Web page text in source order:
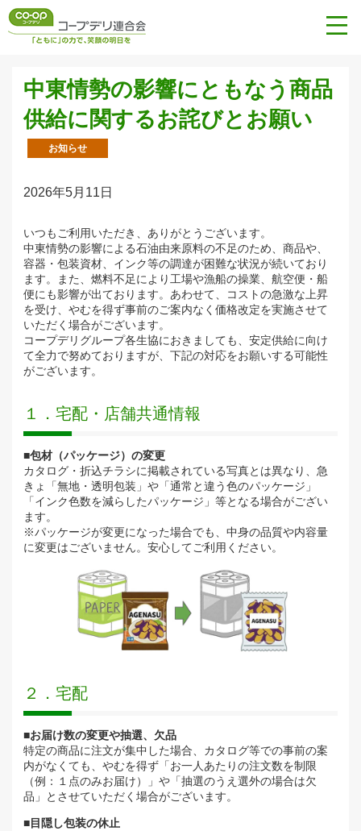
中東情勢の影響にともなう商品
供給に関するお詫びとお願い
お知らせ
2026年5月11日
いつもご利用いただき、ありがとうございます。
中東情勢の影響による石油由来原料の不足のため、商品や、
容器・包装資材、インク等の調達が困難な状況が続いており
ます。また、燃料不足により工場や漁船の操業、航空便・船
便にも影響が出ております。あわせて、コストの急激な上昇
を受け、やむを得ず事前のご案内なく価格改定を実施させて
いただく場合がございます。
コープデリグループ各生協におきましても、安定供給に向け
て全力で努めておりますが、下記の対応をお願いする可能性
がございます。
１．宅配・店舗共通情報
■包材（パッケージ）の変更
カタログ・折込チラシに掲載されている写真とは異なり、急
きょ「無地・透明包装」や「通常と違う色のパッケージ」
「インク色数を減らしたパッケージ」等となる場合がござい
ます。
※パッケージが変更になった場合でも、中身の品質や内容量
に変更はございません。安心してご利用ください。
２．宅配
■お届け数の変更や抽選、欠品
特定の商品に注文が集中した場合、カタログ等での事前の案
内がなくても、やむを得ず「お一人あたりの注文数を制限
（例：１点のみお届け）」や「抽選のうえ選外の場合は欠
品」とさせていただく場合がございます。
■目隠し包装の休止